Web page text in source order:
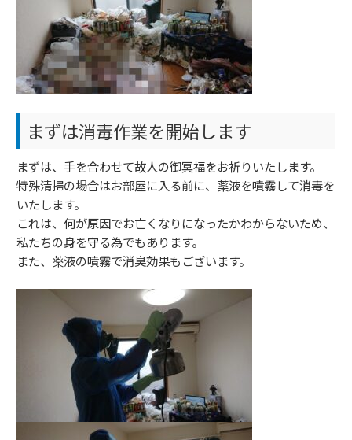
まずは消毒作業を開始します
まずは、手を合わせて故人の御冥福をお祈りいたします。
特殊清掃の場合はお部屋に入る前に、薬液を噴霧して消毒を
いたします。
これは、何が原因でお亡くなりになったかわからないため、
私たちの身を守る為でもあります。
また、薬液の噴霧で消臭効果もございます。